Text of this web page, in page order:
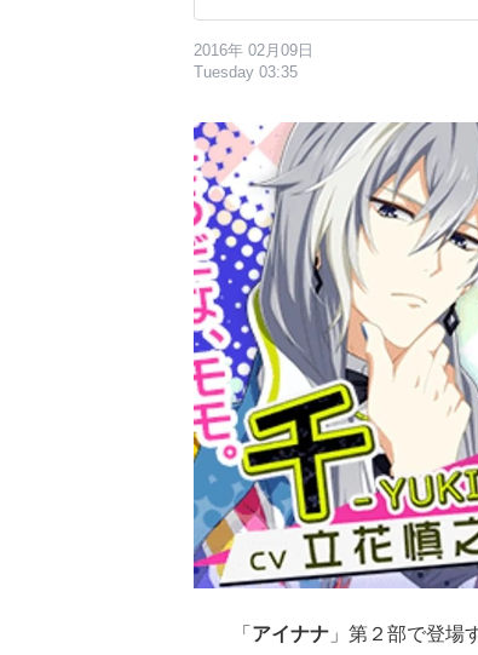
2016年 02月09日
Tuesday 03:35
「 アイナナ 」第２部で登場